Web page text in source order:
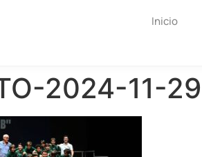
Inicio
2024-11-